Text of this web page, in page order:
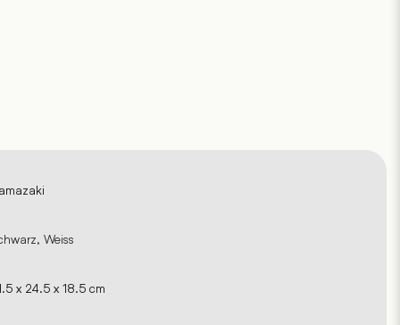
Weiss
x 24.5 x 18.5 cm